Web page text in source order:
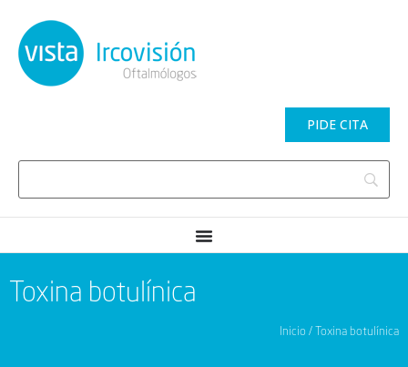
PIDE CITA
Toxina botulínica
Inicio / Toxina botulínica